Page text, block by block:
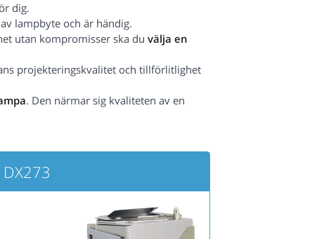
dig.
lampbyte och är händig.
utan kompromisser ska du välja en
projekteringskvalitet och tillförlitlighet
. Den närmar sig kvaliteten av en